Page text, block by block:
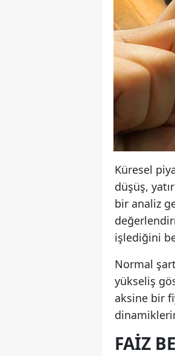
Küresel
düşüş,
bir analiz
işlediğini
Normal
yükseliş
aksine bir
FAIZ